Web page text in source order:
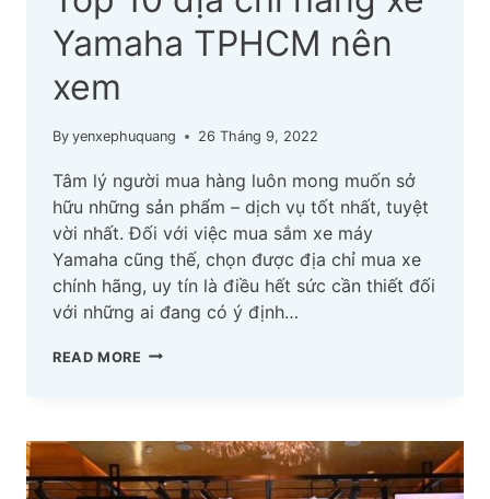
Yamaha TPHCM nên
xem
By yenxephuquang 26 Tháng 9, 2022
Tâm lý người mua hàng luôn mong muốn sở
hữu những sản phẩm – dịch vụ tốt nhất, tuyệt
vời nhất. Đối với việc mua sắm xe máy
Yamaha cũng thế, chọn được địa chỉ mua xe
chính hãng, uy tín là điều hết sức cần thiết đối
với những ai đang có ý định…
READ MORE TOP
HÃNG
XE